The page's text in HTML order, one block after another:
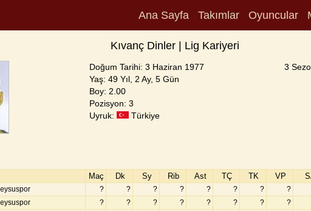
Ana Sayfa Takımlar Oyuncular
Kıvanç Dinler | Lig Kariyeri
Doğum Tarihi: 3 Haziran 1977
Yaş: 49 Yıl, 2 Ay, 5 Gün
Boy: 2.00
Pozisyon: 3
Uyruk:
Türkiye
3
Maç Dk Sy Rib Ast TÇ TK VP
? ? ? ? ? ? ? ?
? ? ? ? ? ? ? ?